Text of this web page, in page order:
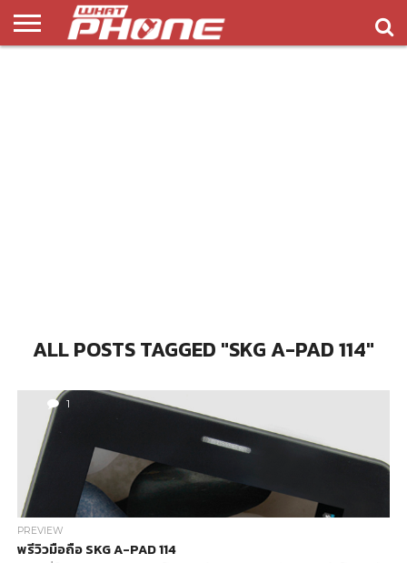
ALL POSTS TAGGED "SKG A-PAD 114"
1
PREVIEW
พรีวิวมือถือ SKG A-PAD 114